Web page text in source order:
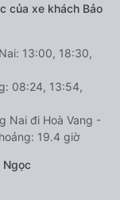
của xe khách Bảo
13:00, 18:30,
08:24, 13:54,
Nai đi Hoà Vang -
19.4 giờ
Ngọc